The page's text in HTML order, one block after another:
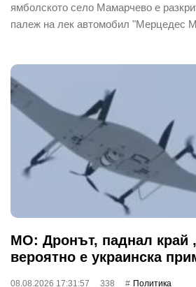
ямболското село Мамарчево е
палеж на лек автомобил "Мерцедес
МО: Дронът, паднал край
вероятно е украинска
08.08.2026 17:31:57 338 Политика